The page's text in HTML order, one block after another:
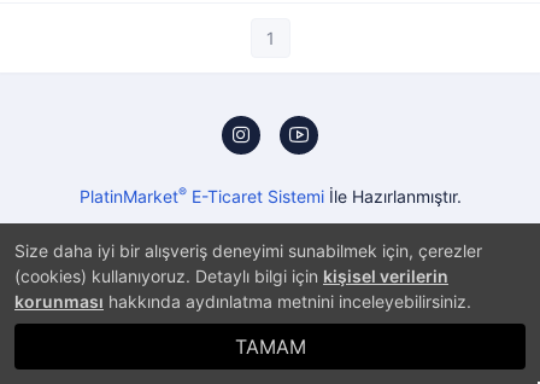
Size daha iyi bir alışveriş deneyimi sunabilmek için, çerezler
(cookies) kullanıyoruz. Detaylı bilgi için kişisel verilerin
korunması hakkında aydınlatma metnini inceleyebilirsiniz.
TAMAM
1
PlatinMarket®E-Ticaret Sistemiİle Hazırlanmıştır.